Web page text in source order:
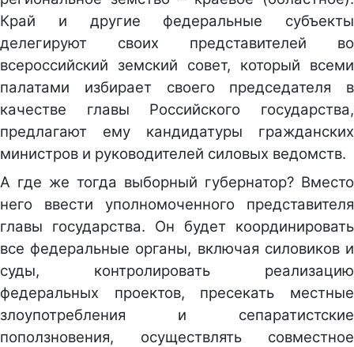
Край и другие федеральные субъекты
делегируют своих представителей во
всероссийский земский совет, который всеми
палатами избирает своего председателя в
качестве главы Российского государства,
предлагают ему кандидатуры гражданских
министров и руководителей силовых ведомств.
А где же тогда выборный губернатор? Вместо
него ввести уполномоченного представителя
главы государства. Он будет координировать
все федеральные органы, включая силовиков и
суды, контролировать реализацию
федеральных проектов, пресекать местные
злоупотребления и сепаратистские
поползновения, осуществлять совместное